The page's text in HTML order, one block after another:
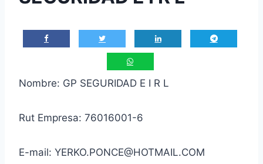
Nombre: GP SEGURIDAD E I R L
Rut Empresa: 76016001-6
E-mail: YERKO.PONCE@HOTMAIL.COM